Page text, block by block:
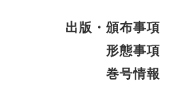
出版・頒布事項
形態事項
巻号情報